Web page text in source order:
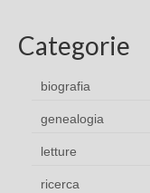
Categorie
biografia
genealogia
letture
ricerca